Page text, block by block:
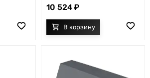
10 524